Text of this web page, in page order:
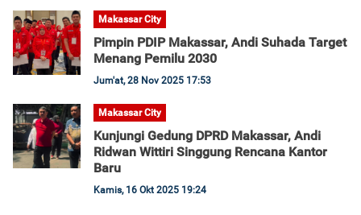
Makassar City
Pimpin PDIP Makassar, Andi Suhada Target
Menang Pemilu 2030
Jum'at, 28 Nov 2025 17:53
Makassar City
Kunjungi Gedung DPRD Makassar, Andi
Ridwan Wittiri Singgung Rencana Kantor
Baru
Kamis, 16 Okt 2025 19:24